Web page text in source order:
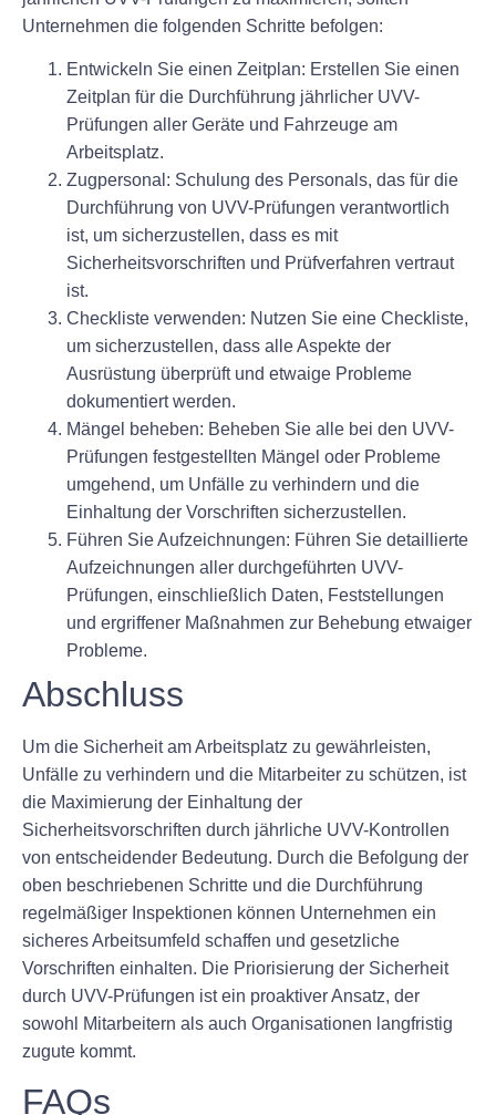
Unternehmen die folgenden Schritte befolgen:
Entwickeln Sie einen Zeitplan: Erstellen Sie einen
Zeitplan für die Durchführung jährlicher UVV-
Prüfungen aller Geräte und Fahrzeuge am
Arbeitsplatz.
Zugpersonal: Schulung des Personals, das für die
Durchführung von UVV-Prüfungen verantwortlich
ist, um sicherzustellen, dass es mit
Sicherheitsvorschriften und Prüfverfahren vertraut
ist.
Checkliste verwenden: Nutzen Sie eine Checkliste,
um sicherzustellen, dass alle Aspekte der
Ausrüstung überprüft und etwaige Probleme
dokumentiert werden.
Mängel beheben: Beheben Sie alle bei den UVV-
Prüfungen festgestellten Mängel oder Probleme
umgehend, um Unfälle zu verhindern und die
Einhaltung der Vorschriften sicherzustellen.
Führen Sie Aufzeichnungen: Führen Sie detaillierte
Aufzeichnungen aller durchgeführten UVV-
Prüfungen, einschließlich Daten, Feststellungen
und ergriffener Maßnahmen zur Behebung etwaiger
Probleme.
Abschluss
Um die Sicherheit am Arbeitsplatz zu gewährleisten,
Unfälle zu verhindern und die Mitarbeiter zu schützen, ist
die Maximierung der Einhaltung der
Sicherheitsvorschriften durch jährliche UVV-Kontrollen
von entscheidender Bedeutung. Durch die Befolgung der
oben beschriebenen Schritte und die Durchführung
regelmäßiger Inspektionen können Unternehmen ein
sicheres Arbeitsumfeld schaffen und gesetzliche
Vorschriften einhalten. Die Priorisierung der Sicherheit
durch UVV-Prüfungen ist ein proaktiver Ansatz, der
sowohl Mitarbeitern als auch Organisationen langfristig
zugute kommt.
FAQs